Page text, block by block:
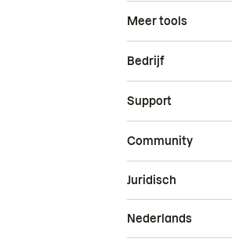
Meer tools
Bedrijf
Support
Community
Juridisch
Nederlands